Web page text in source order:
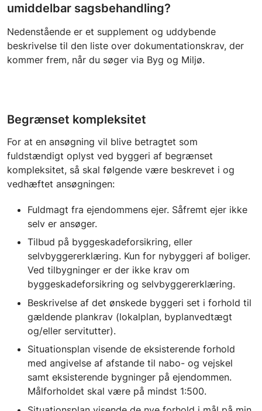
umiddelbar sagsbehandling?
Nedenstående er et supplement og uddybende
beskrivelse til den liste over dokumentationskrav, der
kommer frem, når du søger via Byg og Miljø.
Begrænset kompleksitet
For at en ansøgning vil blive betragtet som
fuldstændigt oplyst ved byggeri af begrænset
kompleksitet, så skal følgende være beskrevet i og
vedhæftet ansøgningen:
Fuldmagt fra ejendommens ejer. Såfremt ejer ikke
selv er ansøger.
Tilbud på byggeskadeforsikring, eller
selvbyggererklæring. Kun for nybyggeri af boliger.
Ved tilbygninger er der ikke krav om
byggeskadeforsikring og selvbyggererklæring.
Beskrivelse af det ønskede byggeri set i forhold til
gældende plankrav (lokalplan, byplanvedtægt
og/eller servitutter).
Situationsplan visende de eksisterende forhold
med angivelse af afstande til nabo- og vejskel
samt eksisterende bygninger på ejendommen.
Målforholdet skal være på mindst 1:500.